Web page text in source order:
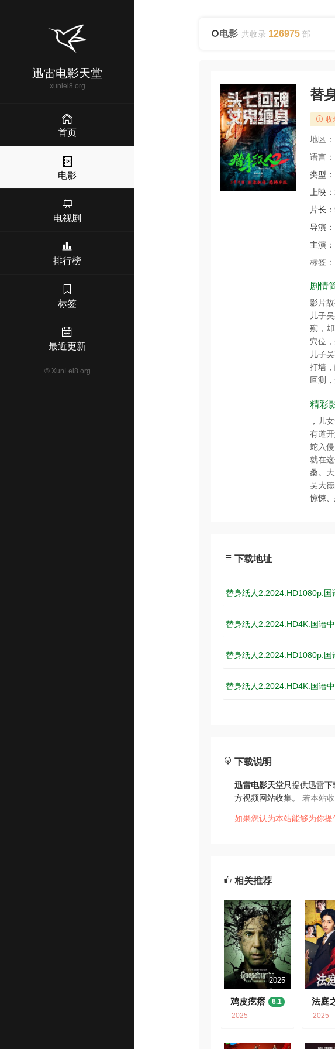
迅雷电影天堂
xunlei8.org
首页
电影
电视剧
排行榜
标签
最近更新
© XunLei8.org
电影 共收录 126975 部
替
收
地区：
语言：
类型：
上映：
片长：
导演：
主演：
标签：
剧情简
影片
儿子
殡，
穴位
儿子
打墙
叵测
精彩影
，儿
有道
蛇入
就在
桑。
吴大
惊悚
下载地址
替身纸人2.2024.HD1080p.国
替身纸人2.2024.HD4K.国语
替身纸人2.2024.HD1080p.
替身纸人2.2024.HD4K.国语
下载说明
迅雷电影天堂只提供迅雷
方视频网站收集。 若本站
如果您认为本站能够为你
相关推荐
2025
鸡皮疙瘩
6.1
2025
法庭
2025